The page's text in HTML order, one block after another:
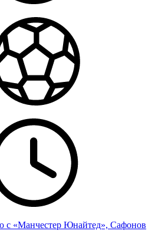
«Манчестер Юнайтед», Сафонов